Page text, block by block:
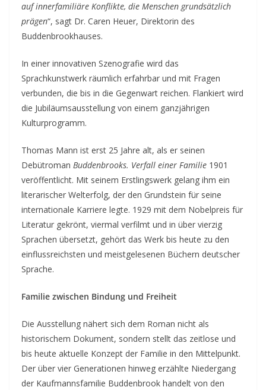
auf innerfamiliäre Konflikte, die Menschen grundsätzlich
prägen“, sagt Dr. Caren Heuer, Direktorin des
Buddenbrookhauses.
In einer innovativen Szenografie wird das
Sprachkunstwerk räumlich erfahrbar und mit Fragen
verbunden, die bis in die Gegenwart reichen. Flankiert wird
die Jubiläumsausstellung von einem ganzjährigen
Kulturprogramm.
Thomas Mann ist erst 25 Jahre alt, als er seinen
Debütroman Buddenbrooks. Verfall einer Familie 1901
veröffentlicht. Mit seinem Erstlingswerk gelang ihm ein
literarischer Welterfolg, der den Grundstein für seine
internationale Karriere legte. 1929 mit dem Nobelpreis für
Literatur gekrönt, viermal verfilmt und in über vierzig
Sprachen übersetzt, gehört das Werk bis heute zu den
einflussreichsten und meistgelesenen Büchern deutscher
Sprache.
Familie zwischen Bindung und Freiheit
Die Ausstellung nähert sich dem Roman nicht als
historischem Dokument, sondern stellt das zeitlose und
bis heute aktuelle Konzept der Familie in den Mittelpunkt.
Der über vier Generationen hinweg erzählte Niedergang
der Kaufmannsfamilie Buddenbrook handelt von den